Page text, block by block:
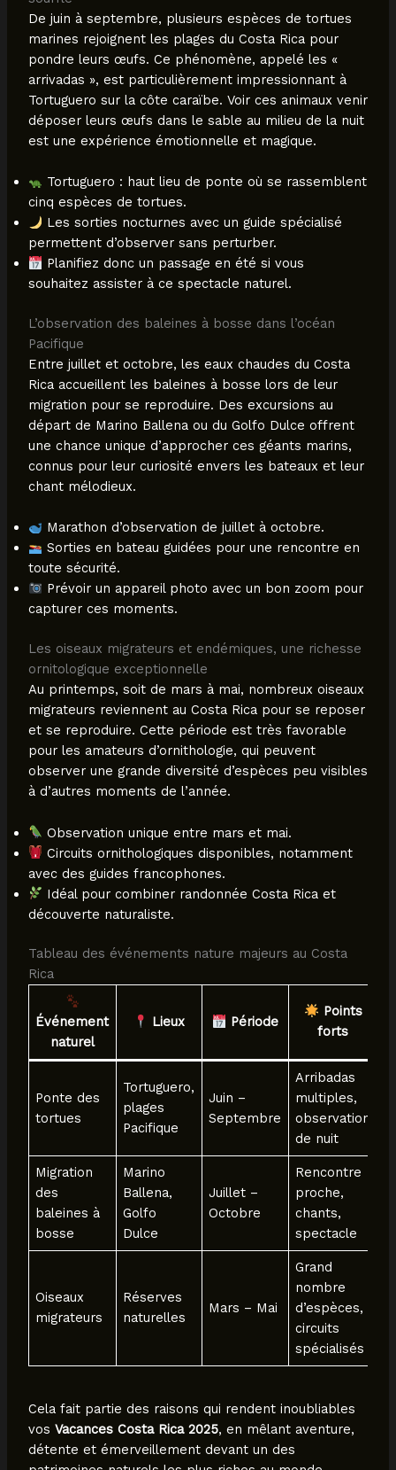
De juin à septembre, plusieurs espèces de tortues
marines rejoignent les plages du Costa Rica pour
pondre leurs œufs. Ce phénomène, appelé les «
arrivadas », est particulièrement impressionnant à
Tortuguero sur la côte caraïbe. Voir ces animaux venir
déposer leurs œufs dans le sable au milieu de la nuit
est une expérience émotionnelle et magique.
Tortuguero : haut lieu de ponte où se rassemblent
cinq espèces de tortues.
Les sorties nocturnes avec un guide spécialisé
permettent d’observer sans perturber.
Planifiez donc un passage en été si vous
souhaitez assister à ce spectacle naturel.
L’observation des baleines à bosse dans l’océan
Pacifique
Entre juillet et octobre, les eaux chaudes du Costa
Rica accueillent les baleines à bosse lors de leur
migration pour se reproduire. Des excursions au
départ de Marino Ballena ou du Golfo Dulce offrent
une chance unique d’approcher ces géants marins,
connus pour leur curiosité envers les bateaux et leur
chant mélodieux.
Marathon d’observation de juillet à octobre.
Sorties en bateau guidées pour une rencontre en
toute sécurité.
Prévoir un appareil photo avec un bon zoom pour
capturer ces moments.
Les oiseaux migrateurs et endémiques, une richesse
ornitologique exceptionnelle
Au printemps, soit de mars à mai, nombreux oiseaux
migrateurs reviennent au Costa Rica pour se reposer
et se reproduire. Cette période est très favorable
pour les amateurs d’ornithologie, qui peuvent
observer une grande diversité d’espèces peu visibles
à d’autres moments de l’année.
Observation unique entre mars et mai.
Circuits ornithologiques disponibles, notamment
avec des guides francophones.
Idéal pour combiner randonnée Costa Rica et
découverte naturaliste.
Tableau des événements nature majeurs au Costa
Rica
Événement
naturel
Lieux Période
Points
forts
Ponte des
tortues
Tortuguero,
plages
Pacifique
Juin –
Septembre
Arribadas
multiples,
observation
de nuit
Migration
des
baleines à
bosse
Marino
Ballena,
Golfo
Dulce
Juillet –
Octobre
Rencontre
proche,
chants,
spectacle
Oiseaux
migrateurs
Réserves
naturelles
Mars – Mai
Grand
nombre
d’espèces,
circuits
spécialisés
Cela fait partie des raisons qui rendent inoubliables
vos Vacances Costa Rica 2025, en mêlant aventure,
détente et émerveillement devant un des